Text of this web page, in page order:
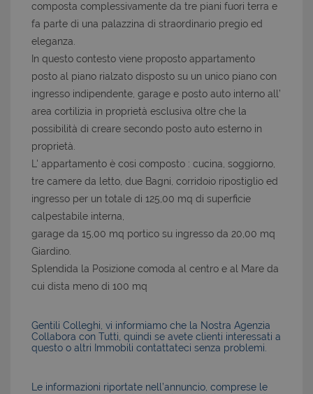
composta complessivamente da tre piani fuori terra e
fa parte di una palazzina di straordinario pregio ed
eleganza.
In questo contesto viene proposto appartamento
posto al piano rialzato disposto su un unico piano con
ingresso indipendente, garage e posto auto interno all’
area cortilizia in proprietà esclusiva oltre che la
possibilità di creare secondo posto auto esterno in
proprietà.
L' appartamento è cosi composto : cucina, soggiorno,
tre camere da letto, due Bagni, corridoio ripostiglio ed
ingresso per un totale di 125,00 mq di superficie
calpestabile interna,
garage da 15,00 mq portico su ingresso da 20,00 mq
Giardino.
Splendida la Posizione comoda al centro e al Mare da
cui dista meno di 100 mq
Gentili Colleghi, vi informiamo che la Nostra Agenzia
Collabora con Tutti, quindi se avete clienti interessati a
questo o altri Immobili contattateci senza problemi.
Le informazioni riportate nell’annuncio, comprese le